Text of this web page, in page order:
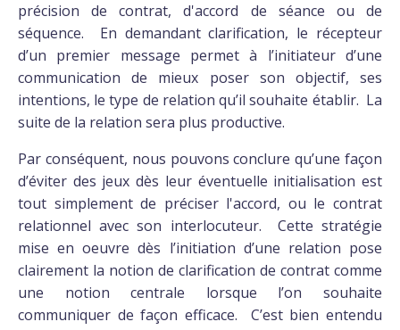
précision de contrat, d'accord de séance ou de
séquence. En demandant clarification, le récepteur
d’un premier message permet à l’initiateur d’une
communication de mieux poser son objectif, ses
intentions, le type de relation qu’il souhaite établir. La
suite de la relation sera plus productive.
Par conséquent, nous pouvons conclure qu’une façon
d’éviter des jeux dès leur éventuelle initialisation est
tout simplement de préciser l'accord, ou le contrat
relationnel avec son interlocuteur. Cette stratégie
mise en oeuvre dès l’initiation d’une relation pose
clairement la notion de clarification de contrat comme
une notion centrale lorsque l’on souhaite
communiquer de façon efficace. C’est bien entendu